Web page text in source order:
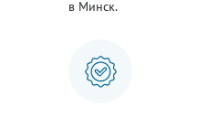
в Минск.